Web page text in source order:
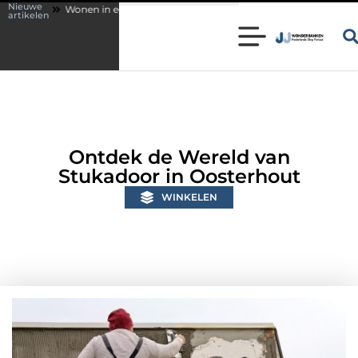
Nieuwe
artikelen
een karakteristieke woning in Bunschoten? Controleer of je sloten nog
Ontdek de Wereld van
Stukadoor in Oosterhout
WINKELEN